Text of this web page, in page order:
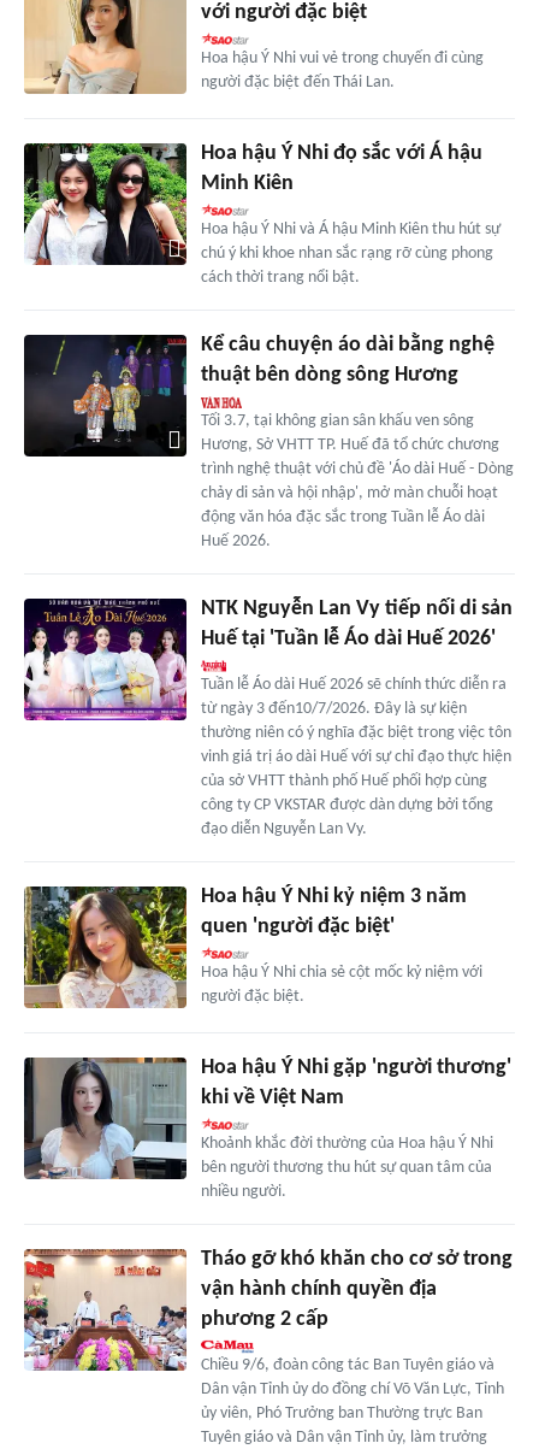
với người đặc biệt
Hoa hậu Ý Nhi vui vẻ trong chuyến đi cùng
người đặc biệt đến Thái Lan.
Hoa hậu Ý Nhi đọ sắc với Á hậu
Minh Kiên
Hoa hậu Ý Nhi và Á hậu Minh Kiên thu hút sự
chú ý khi khoe nhan sắc rạng rỡ cùng phong
cách thời trang nổi bật.
Kể câu chuyện áo dài bằng nghệ
thuật bên dòng sông Hương
Tối 3.7, tại không gian sân khấu ven sông
Hương, Sở VHTT TP. Huế đã tổ chức chương
trình nghệ thuật với chủ đề 'Áo dài Huế - Dòng
chảy di sản và hội nhập', mở màn chuỗi hoạt
động văn hóa đặc sắc trong Tuần lễ Áo dài
Huế 2026.
NTK Nguyễn Lan Vy tiếp nối di sản
Huế tại 'Tuần lễ Áo dài Huế 2026'
Tuần lễ Áo dài Huế 2026 sẽ chính thức diễn ra
từ ngày 3 đến10/7/2026. Đây là sự kiện
thường niên có ý nghĩa đặc biệt trong việc tôn
vinh giá trị áo dài Huế với sự chỉ đạo thực hiện
của sở VHTT thành phố Huế phối hợp cùng
công ty CP VKSTAR được dàn dựng bởi tổng
đạo diễn Nguyễn Lan Vy.
Hoa hậu Ý Nhi kỷ niệm 3 năm
quen 'người đặc biệt'
Hoa hậu Ý Nhi chia sẻ cột mốc kỷ niệm với
người đặc biệt.
Hoa hậu Ý Nhi gặp 'người thương'
khi về Việt Nam
Khoảnh khắc đời thường của Hoa hậu Ý Nhi
bên người thương thu hút sự quan tâm của
nhiều người.
Tháo gỡ khó khăn cho cơ sở trong
vận hành chính quyền địa
phương 2 cấp
Chiều 9/6, đoàn công tác Ban Tuyên giáo và
Dân vận Tỉnh ủy do đồng chí Võ Văn Lực, Tỉnh
ủy viên, Phó Trưởng ban Thường trực Ban
Tuyên giáo và Dân vận Tỉnh ủy, làm trưởng